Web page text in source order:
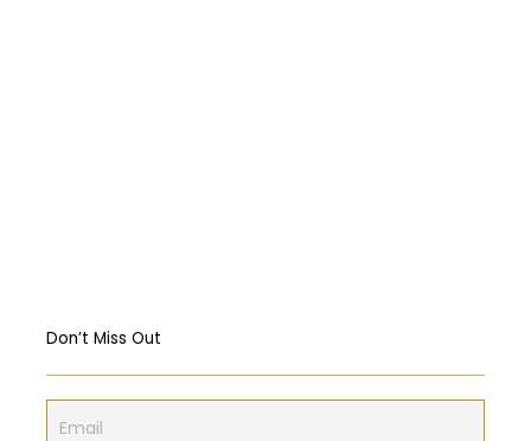
Don’t Miss Out